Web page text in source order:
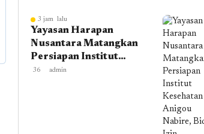
3 jam lalu
Yayasan Harapan
Nusantara Matangkan
Persiapan Institut
Kesehatan Anigou
36 admin